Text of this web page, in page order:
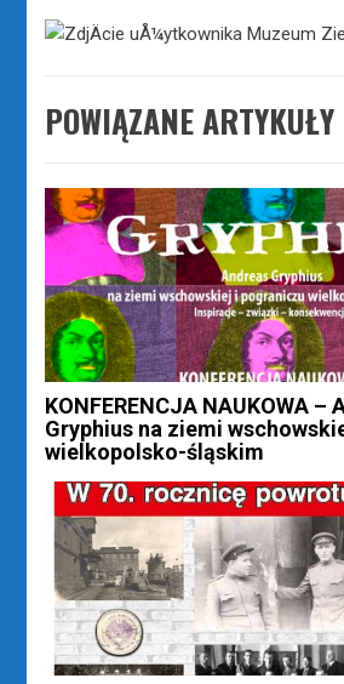
POWIĄZANE ARTYKUŁY
KONFERENCJA NAUKOWA –
Gryphius na ziemi
wielkopolsko-śląskim